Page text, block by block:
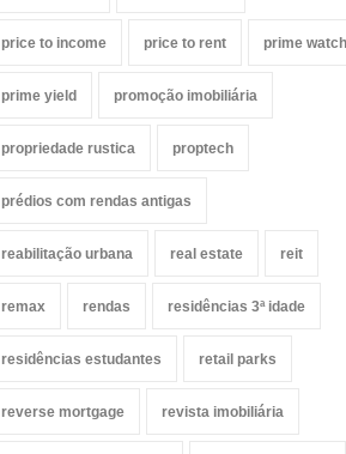
price to income price to rent prime watch
prime yield promoção imobiliária
propriedade rustica proptech
prédios com rendas antigas
reabilitação urbana real estate reit
remax rendas residências 3ª idade
residências estudantes retail parks
reverse mortgage revista imobiliária